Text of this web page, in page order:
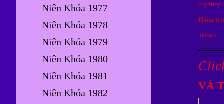
Hàng
Texas).
VÀ
Niên Khóa 1977
Niên Khóa 1978
Niên Khóa 1979
Niên Khóa 1980
Niên Khóa 1981
Niên Khóa 1982